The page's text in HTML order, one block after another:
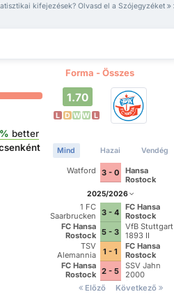
kifejezések? Olvasd el a Szójegyzéket
Forma - Összes
better
1.70
L D W W L
Mind Hazai Vendég
Watford 3 - 0
Hansa
Rostock
2025/2026
1 FC
Saarbrucken
3 - 4
FC Hansa
Rostock
FC Hansa
Rostock 5 - 3
VfB Stuttgart
1893 II
TSV
Alemannia
Aachen
1 - 1
FC Hansa
Rostock
FC Hansa
Rostock 2 - 5
SSV Jahn
2000
Regensburg
Előző Következő